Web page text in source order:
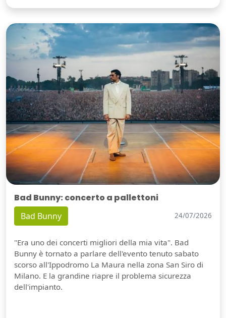
Bad Bunny: concerto a pallettoni
Bad Bunny 24/07/2026
"Era uno dei concerti migliori della mia vita". Bad
Bunny è tornato a parlare dell'evento tenuto sabato
scorso all'Ippodromo La Maura nella zona San Siro di
Milano. E la grandine riapre il problema sicurezza
dell'impianto.